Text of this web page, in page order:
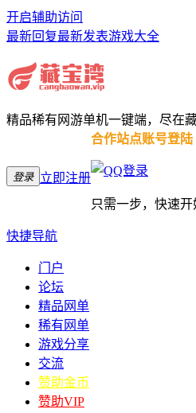
开启辅助访问
最新回复最新发表游戏大全
精品稀有网游单机一键端，尽在
登录 立即注册
合作站点账号登陆
只需一步，快速开
快捷导航
门户
论坛
精品网单
稀有网单
游戏分享
交流
赞助金币
赞助VIP